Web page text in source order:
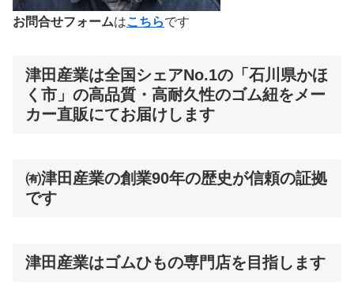
お問合せフォームはこちらです
津田産業は全国シェアNo.1の「石川県かほ
く市」の高品質・高耐久性のゴム紐をメー
カー直販にてお届けします
㈲津田産業の創業90年の歴史が信頼の証拠
です
津田産業はゴムひもの専門店を目指します